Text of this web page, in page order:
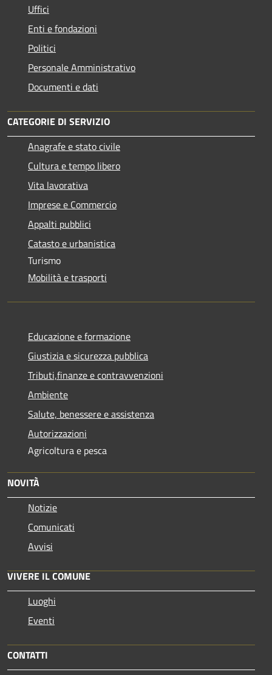
Uffici
Enti e fondazioni
Politici
Personale Amministrativo
Documenti e dati
CATEGORIE DI SERVIZIO
Anagrafe e stato civile
Cultura e tempo libero
Vita lavorativa
Imprese e Commercio
Appalti pubblici
Catasto e urbanistica
Turismo
Mobilità e trasporti
Educazione e formazione
Giustizia e sicurezza pubblica
Tributi,finanze e contravvenzioni
Ambiente
Salute, benessere e assistenza
Autorizzazioni
Agricoltura e pesca
NOVITÀ
Notizie
Comunicati
Avvisi
VIVERE IL COMUNE
Luoghi
Eventi
CONTATTI